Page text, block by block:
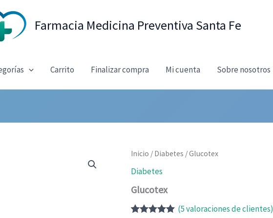
Farmacia Medicina Preventiva Santa Fe
Carrito Finalizar compra Mi cuenta Sobre nosotros
Inicio / Diabetes / Glucotex
Diabetes
Glucotex
(5valoraciones de clientes)